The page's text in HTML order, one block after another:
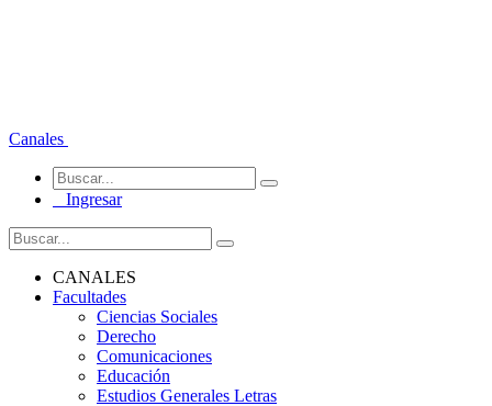
Canales
Ingresar
CANALES
Facultades
Ciencias Sociales
Derecho
Comunicaciones
Educación
Estudios Generales Letras